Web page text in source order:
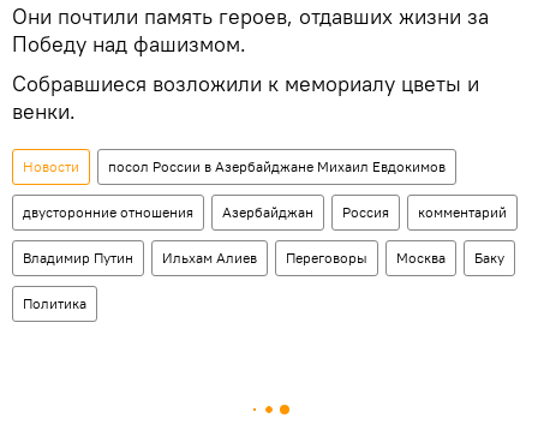
Они почтили память героев, отдавших жизни за
Победу над фашизмом.
Собравшиеся возложили к мемориалу цветы и
венки.
Новости посол России в Азербайджане Михаил Евдокимов
двусторонние отношения Азербайджан Россия комментарий
Владимир Путин Ильхам Алиев Переговоры Москва Баку
Политика